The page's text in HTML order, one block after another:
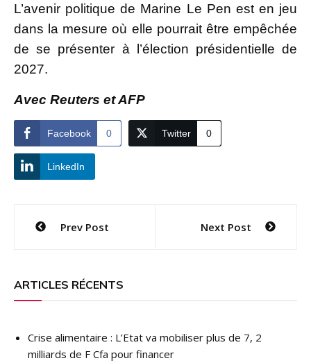
L’avenir politique de Marine Le Pen est en jeu
dans la mesure où elle pourrait être empêchée
de se présenter à l’élection présidentielle de
2027.
Avec Reuters et AFP
Facebook 0 Twitter 0
LinkedIn
Navigation
l’article
Prev Post Next Post
ARTICLES RÉCENTS
Crise alimentaire : L’Etat va mobiliser plus de 7, 2
milliards de F Cfa pour financer